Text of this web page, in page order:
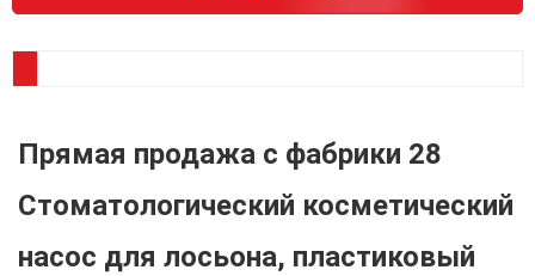
Прямая продажа с фабрики 28
Стоматологический косметический
насос для лосьона, пластиковый